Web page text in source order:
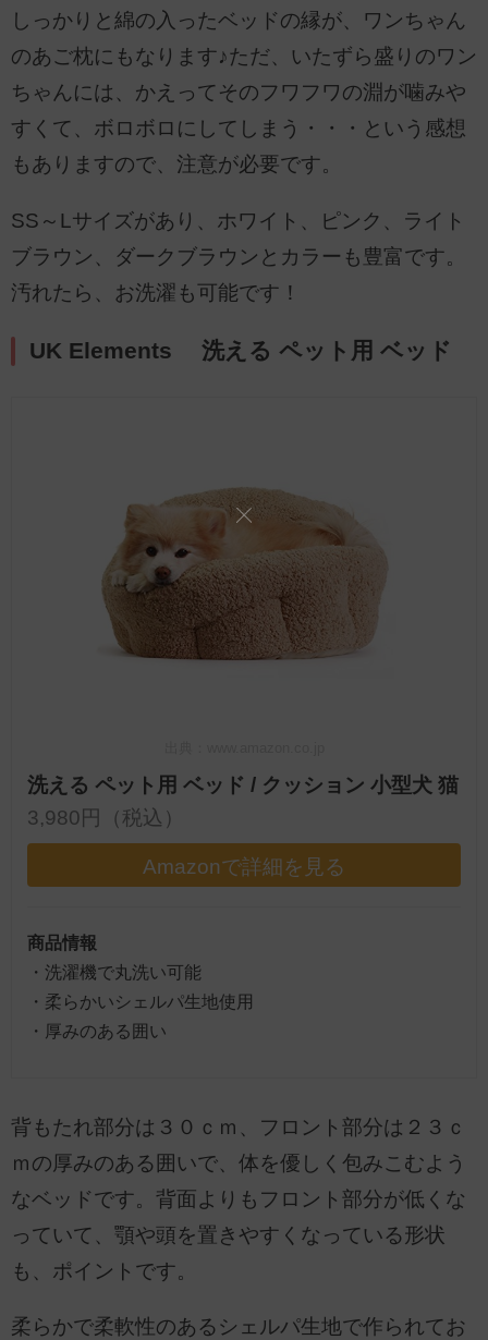
しっかりと綿の入ったベッドの縁が、ワンちゃん
のあご枕にもなります♪ただ、いたずら盛りのワン
ちゃんには、かえってそのフワフワの淵が噛みや
すくて、ボロボロにしてしまう・・・という感想
もありますので、注意が必要です。
SS～Lサイズがあり、ホワイト、ピンク、ライト
ブラウン、ダークブラウンとカラーも豊富です。
汚れたら、お洗濯も可能です！
UK Elements 洗える ペット用 ベッド
洗える ペット用 ベッド / クッション 小型犬 猫
3,980円（税込）
Amazonで詳細を見る
商品情報
・洗濯機で丸洗い可能
・柔らかいシェルパ生地使用
・厚みのある囲い
背もたれ部分は３０ｃｍ、フロント部分は２３ｃ
ｍの厚みのある囲いで、体を優しく包みこむよう
なベッドです。背面よりもフロント部分が低くな
っていて、顎や頭を置きやすくなっている形状
も、ポイントです。
柔らかで柔軟性のあるシェルパ生地で作られてお